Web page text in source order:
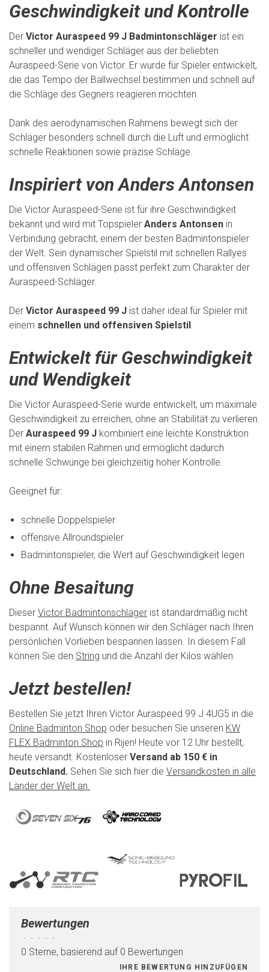
Geschwindigkeit und Kontrolle
Der Victor Auraspeed 99 J Badmintonschläger ist ein
schneller und wendiger Schläger aus der beliebten
Auraspeed-Serie von Victor. Er wurde für Spieler entwickelt,
die das Tempo der Ballwechsel bestimmen und schnell auf
die Schläge des Gegners reagieren möchten.
Dank des aerodynamischen Rahmens bewegt sich der
Schläger besonders schnell durch die Luft und ermöglicht
schnelle Reaktionen sowie präzise Schläge.
Inspiriert von Anders Antonsen
Die Victor Auraspeed-Serie ist für ihre Geschwindigkeit
bekannt und wird mit Topspieler Anders Antonsen in
Verbindung gebracht, einem der besten Badmintonspieler
der Welt. Sein dynamischer Spielstil mit schnellen Rallyes
und offensiven Schlägen passt perfekt zum Charakter der
Auraspeed-Schläger.
Der Victor Auraspeed 99 J ist daher ideal für Spieler mit
einem schnellen und offensiven Spielstil.
Entwickelt für Geschwindigkeit
und Wendigkeit
Die Victor Auraspeed-Serie wurde entwickelt, um maximale
Geschwindigkeit zu erreichen, ohne an Stabilität zu verlieren.
Der Auraspeed 99 J kombiniert eine leichte Konstruktion
mit einem stabilen Rahmen und ermöglicht dadurch
schnelle Schwünge bei gleichzeitig hoher Kontrolle.
Geeignet für:
schnelle Doppelspieler
offensive Allroundspieler
Badmintonspieler, die Wert auf Geschwindigkeit legen
Ohne Besaitung
Dieser Victor Badmintonschläger ist standardmäßig nicht
bespannt. Auf Wunsch können wir den Schläger nach Ihren
persönlichen Vorlieben bespannen lassen. In diesem Fall
können Sie den String und die Anzahl der Kilos wählen.
Jetzt bestellen!
Bestellen Sie jetzt Ihren Victor Auraspeed 99 J 4UG5 in die
Online Badminton Shop oder besuchen Sie unseren KW
FLEX Badminton Shop in Rijen! Heute vor 12 Uhr bestellt,
heute versandt. Kostenloser Versand ab 150 € in
Deutschland. Sehen Sie sich hier die Versandkosten in alle
Länder der Welt an.
Bewertungen
• • • • •
0 Sterne, basierend auf 0 Bewertungen
IHRE BEWERTUNG HINZUFÜGEN